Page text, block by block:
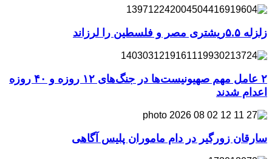
زلزله ۵.۵ریشتری مصر و فلسطین را لرزاند
۲ عامل مهم صهیونیست‌ها در جنگ‌های ۱۲ روزه و ۴۰ روزه
اعدام شدند
سارقان زورگیر در دام ماموران پلیس آگاهی